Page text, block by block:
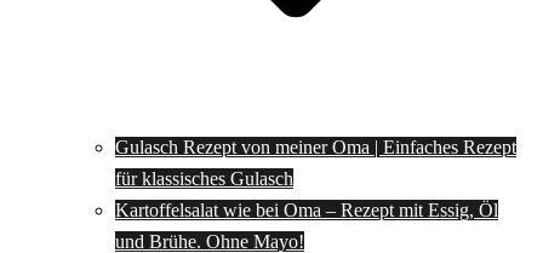
Gulasch Rezept von meiner Oma | Einfaches Rezept
für klassisches Gulasch
Kartoffelsalat wie bei Oma – Rezept mit Essig, Öl
und Brühe. Ohne Mayo!